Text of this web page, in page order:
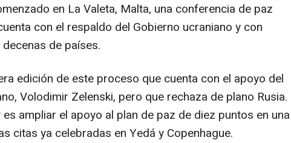
en La Valeta, Malta, una conferencia de paz
con el respaldo del Gobierno ucraniano y con
de países.
edición de este proceso que cuenta con el apoyo del
Volodimir Zelenski, pero que rechaza de plano Rusia.
ampliar el apoyo al plan de paz de diez puntos en una
citas ya celebradas en Yedá y Copenhague.